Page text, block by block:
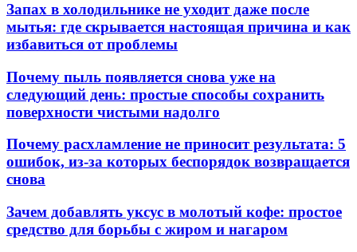
Запах в холодильнике не уходит даже после
мытья: где скрывается настоящая причина и как
избавиться от проблемы
Почему пыль появляется снова уже на
следующий день: простые способы сохранить
поверхности чистыми надолго
Почему расхламление не приносит результата: 5
ошибок, из-за которых беспорядок возвращается
снова
Зачем добавлять уксус в молотый кофе: простое
средство для борьбы с жиром и нагаром